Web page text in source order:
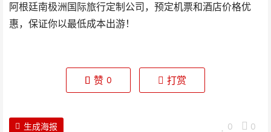
阿根廷南极洲国际旅行定制公司，预定机票和酒店价格优
惠，保证你以最低成本出游！
赞 0 打赏
0 0
生成海报